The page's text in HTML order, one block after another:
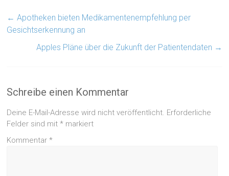
← Apotheken bieten Medikamentenempfehlung per
Gesichtserkennung an
Apples Pläne über die Zukunft der Patientendaten →
Schreibe einen Kommentar
Deine E-Mail-Adresse wird nicht veröffentlicht. Erforderliche
Felder sind mit* markiert
Kommentar*